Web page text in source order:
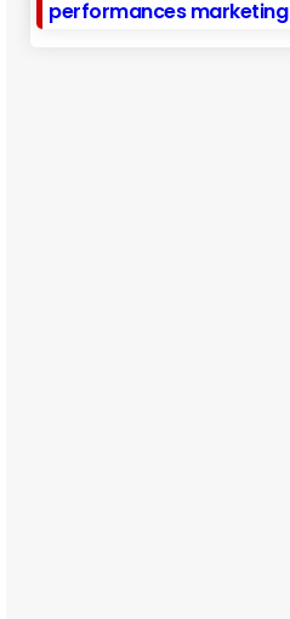
performances marketing